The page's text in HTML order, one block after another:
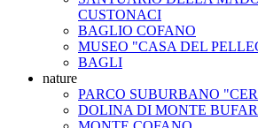
CUSTONACI
BAGLIO COFANO
MUSEO "CASA DEL
BAGLI
nature
PARCO SUBURBANO
DOLINA DI MONTE